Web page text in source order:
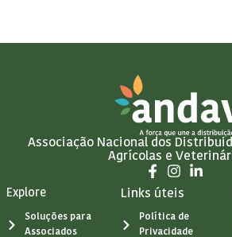
Associação Nacional dos
Agrícolas e
Explore
Soluções para
Associados
Links úteis
Política de
Privacidade